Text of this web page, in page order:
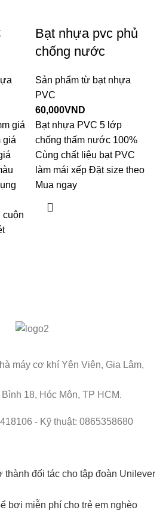
giá
giá
cuộn
Bạt nhựa pvc phủ
chống nước
Sản phẩm từ bạt nhựa
PVC
60,000VND
Bạt nhựa PVC 5 lớp
chống thấm nước 100%
Cùng chất liệu bạt PVC
làm mái xếp Đặt size theo
Mua ngay
máy cơ khí Yên Viên, Gia Lâm,
18, Hóc Môn, TP HCM.
- Kỹ thuật: 0865358680
thành đối tác cho tập đoàn Unilever
bơi miễn phí cho trẻ em nghèo